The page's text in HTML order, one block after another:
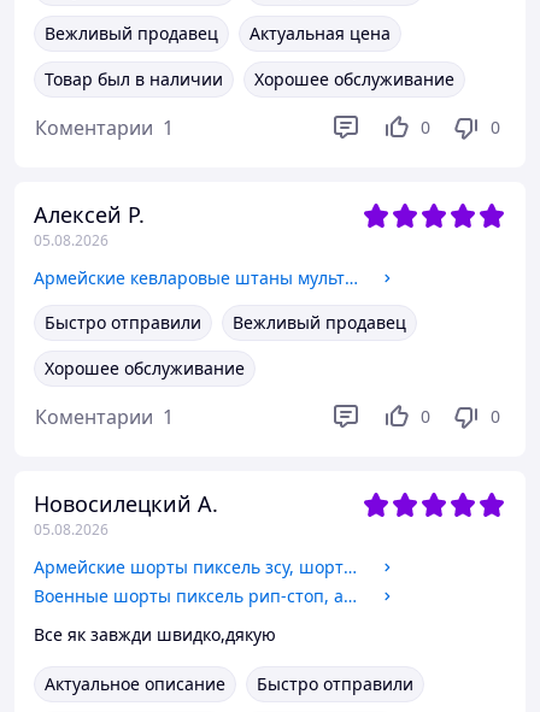
Вежливый продавец
Актуальная цена
Товар был в наличии
Хорошее обслуживание
Коментарии 1 0 0
Алексей Р.
05.08.2026
Армейские кевларовые штаны мультикам с наколениками, боевые штаны зсу рип-стоп L Er7cxd
Быстро отправили
Вежливый продавец
Хорошее обслуживание
Коментарии 1 0 0
Новосилецкий А.
05.08.2026
Армейские шорты пиксель зсу, шорты пиксель рип-стоп, тактические мужские шорты пиксель L Cv4as
Военные шорты пиксель рип-стоп, армейские шорты зсу, шорты летние пиксель XL Cv4as
Все як завжди швидко,дякую
Актуальное описание
Быстро отправили